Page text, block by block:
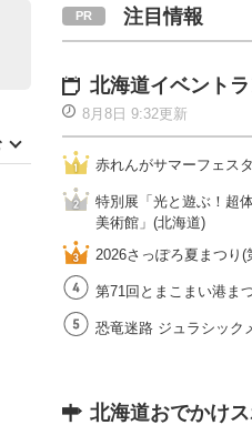
注目情報
北海道イベント
8月8日 9:32更新
赤れんがサマーフェス
特別展「光と遊ぶ！超
美術館」(北海道)
2026さっぽろ夏まつり(
第71回とまこまい港ま
恐竜迷路 ジュラシック
北海道おでかけ